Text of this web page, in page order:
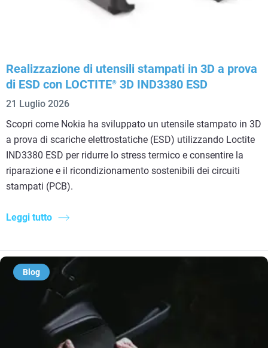
Realizzazione di utensili stampati in 3D a prova
di ESD con LOCTITE® 3D IND3380 ESD
21 Luglio 2026
Scopri come Nokia ha sviluppato un utensile stampato in 3D
a prova di scariche elettrostatiche (ESD) utilizzando Loctite
IND3380 ESD per ridurre lo stress termico e consentire la
riparazione e il ricondizionamento sostenibili dei circuiti
stampati (PCB).
Leggi tutto
Blog